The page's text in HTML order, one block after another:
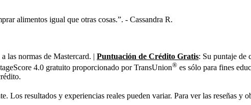
alimentos igual que otras cosas.”. - Cassandra R.
las normas de Mastercard. | Puntuación de Crédito Gratis: Su puntaje de
4.0 gratuito proporcionado por TransUnion® es sólo para fines
Los resultados y experiencias reales pueden variar. Para ver las reseñas y